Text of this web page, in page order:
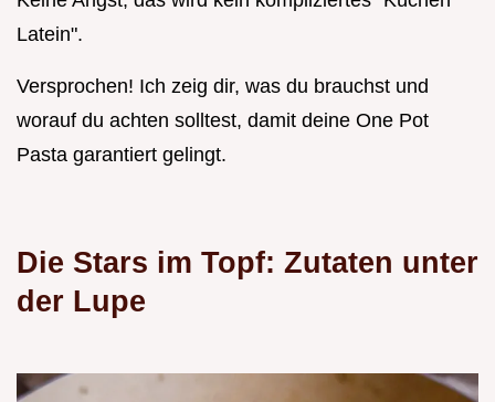
Latein".
Versprochen! Ich zeig dir, was du brauchst und
worauf du achten solltest, damit deine One Pot
Pasta garantiert gelingt.
Die Stars im Topf: Zutaten unter
der Lupe